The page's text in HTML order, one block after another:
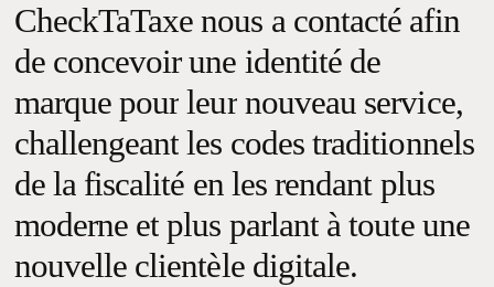
CheckTaTaxe nous a contacté afin
de concevoir une identité de
marque pour leur nouveau service,
challengeant les codes traditionnels
de la fiscalité en les rendant plus
moderne et plus parlant à toute une
nouvelle clientèle digitale.